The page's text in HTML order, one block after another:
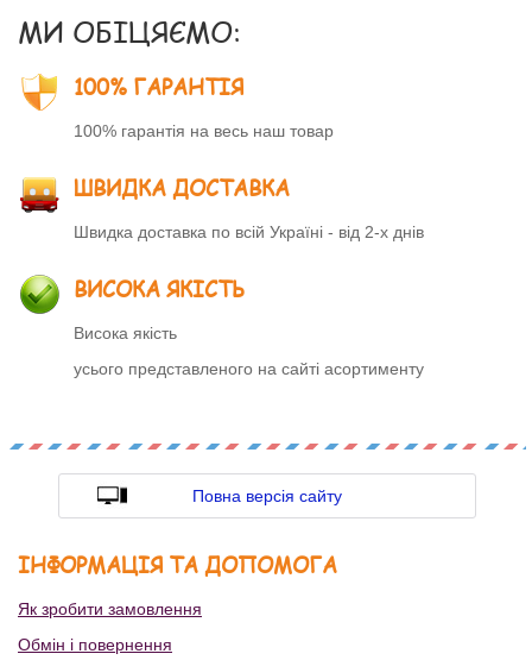
МИ ОБІЦЯЄМО:
100% ГАРАНТІЯ
100% гарантія на весь наш товар
ШВИДКА ДОСТАВКА
Швидка доставка по всій Україні - від 2-х днів
ВИСОКА ЯКІСТЬ
Висока якість
усього представленого на сайті асортименту
Повна версія сайту
ІНФОРМАЦІЯ ТА ДОПОМОГА
Як зробити замовлення
Обмін і повернення